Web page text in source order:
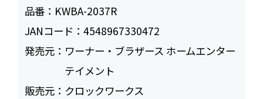
品番： KWBA-2037R
JANコード：4548967330472
発売元： ワーナー・ブラザース ホームエンター
テイメント
販売元： クロックワークス